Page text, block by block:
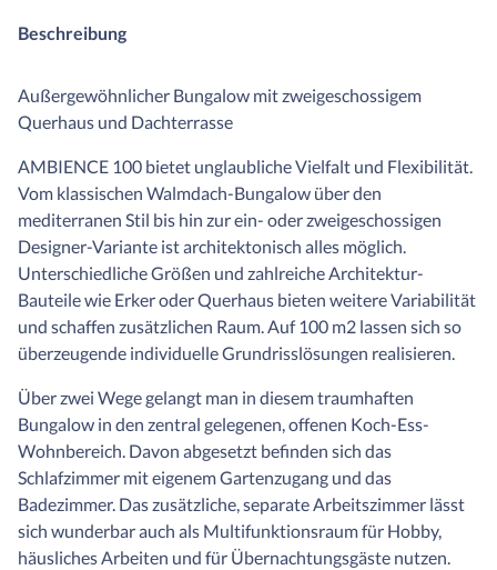
Beschreibung
Außergewöhnlicher Bungalow mit zweigeschossigem
Querhaus und Dachterrasse
AMBIENCE 100 bietet unglaubliche Vielfalt und Flexibilität.
Vom klassischen Walmdach-Bungalow über den
mediterranen Stil bis hin zur ein- oder zweigeschossigen
Designer-Variante ist architektonisch alles möglich.
Unterschiedliche Größen und zahlreiche Architektur-
Bauteile wie Erker oder Querhaus bieten weitere Variabilität
und schaffen zusätzlichen Raum. Auf 100 m2 lassen sich so
überzeugende individuelle Grundrisslösungen realisieren.
Über zwei Wege gelangt man in diesem traumhaften
Bungalow in den zentral gelegenen, offenen Koch-Ess-
Wohnbereich. Davon abgesetzt befinden sich das
Schlafzimmer mit eigenem Gartenzugang und das
Badezimmer. Das zusätzliche, separate Arbeitszimmer lässt
sich wunderbar auch als Multifunktionsraum für Hobby,
häusliches Arbeiten und für Übernachtungsgäste nutzen.